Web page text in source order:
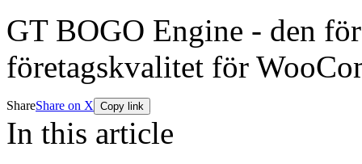
GT BOGO Engine - den
företagskvalitet för
ShareShare on X Copy link
In this article